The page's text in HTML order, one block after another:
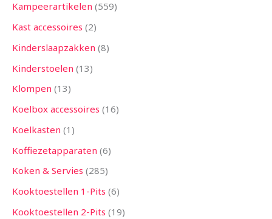
Kampeerartikelen 559
Kast accessoires 2
Kinderslaapzakken 8
Kinderstoelen 13
Klompen 13
Koelbox accessoires 16
Koelkasten 1
Koffiezetapparaten 6
Koken & Servies 285
Kooktoestellen 1-Pits 6
Kooktoestellen 2-Pits 19